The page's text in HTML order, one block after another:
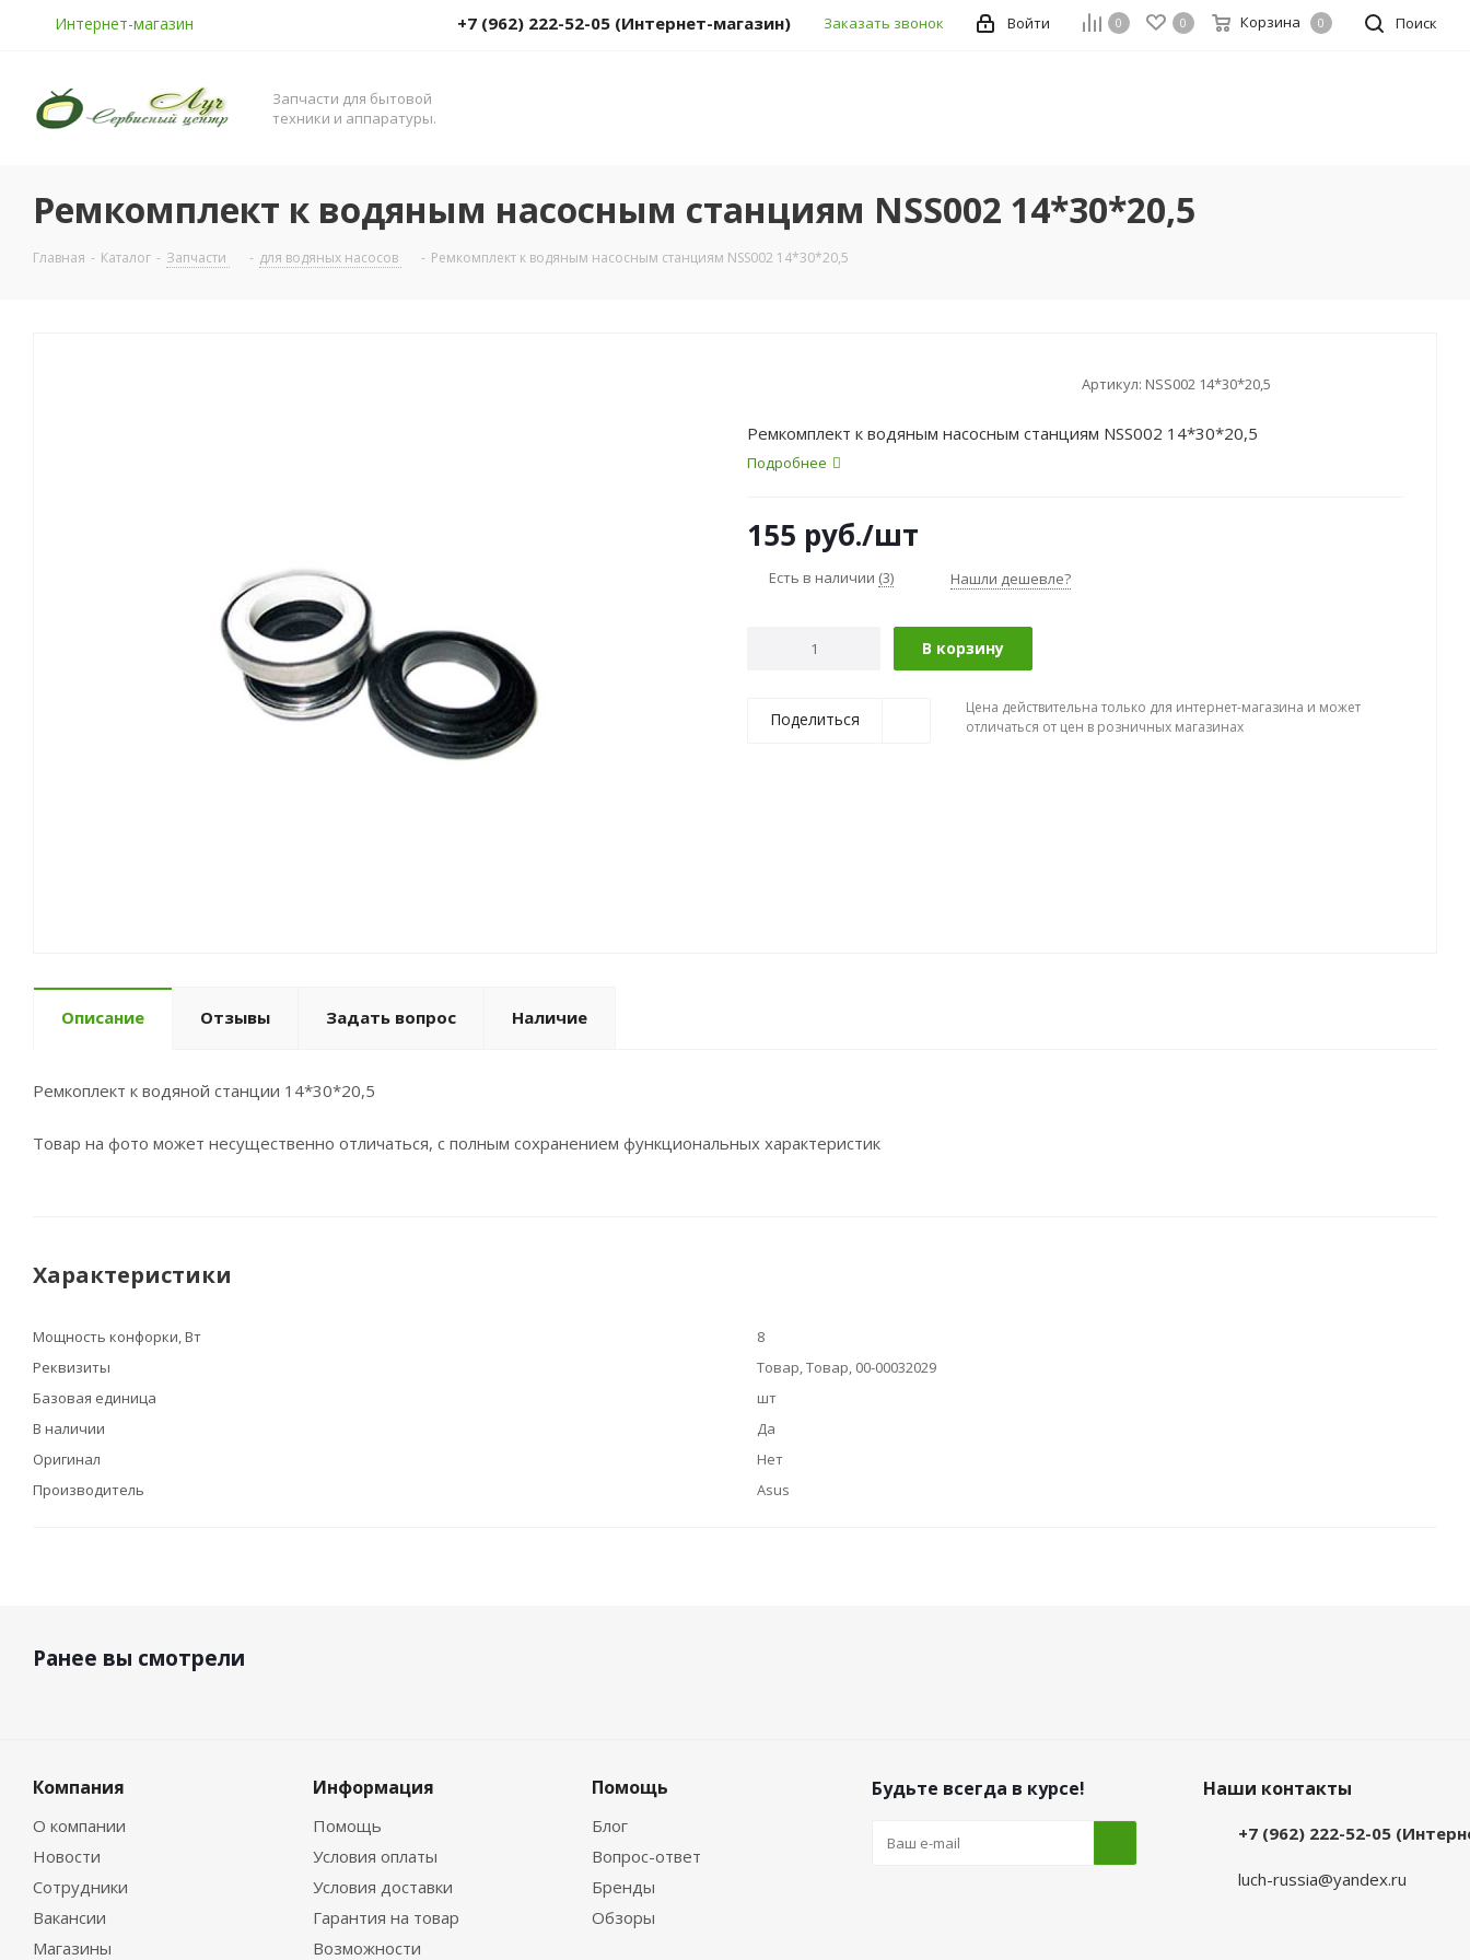
Интернет-магазин Поиск
0 0 Корзина 0
Войти
+7 (962) 222-52-05 (Интернет-магазин) Заказать звонок
Запчасти для бытовой
техники и аппаратуры.
Ремкомплект к водяным насосным станциям NSS002 14*30*20,5
Главная - Каталог - Запчасти - для водяных насосов - Ремкомплект к водяным насосным станциям NSS002 14*30*20,5
Артикул: NSS002 14*30*20,5
Ремкомплект к водяным насосным станциям NSS002 14*30*20,5
Подробнее
155 руб./шт
Есть в наличии (3) Нашли дешевле?
В корзину
Поделиться
Цена действительна только для интернет-магазина и может
отличаться от цен в розничных магазинах
Описание Отзывы Задать вопрос Наличие
Ремкоплект к водяной станции 14*30*20,5
Товар на фото может несущественно отличаться, с полным сохранением функциональных характеристик
Характеристики
Мощность конфорки, Вт
8
Реквизиты
Товар, Товар, 00-00032029
Базовая единица
шт
В наличии
Да
Оригинал
Нет
Производитель
Asus
Ранее вы смотрели
Компания
О компании
Новости
Сотрудники
Вакансии
Магазины
Информация
Помощь
Условия оплаты
Условия доставки
Гарантия на товар
Возможности
Помощь
Блог
Вопрос-ответ
Бренды
Обзоры
Будьте всегда в курсе! Наши контакты
+7 (962) 222-52-05
luch-russia@yandex.ru